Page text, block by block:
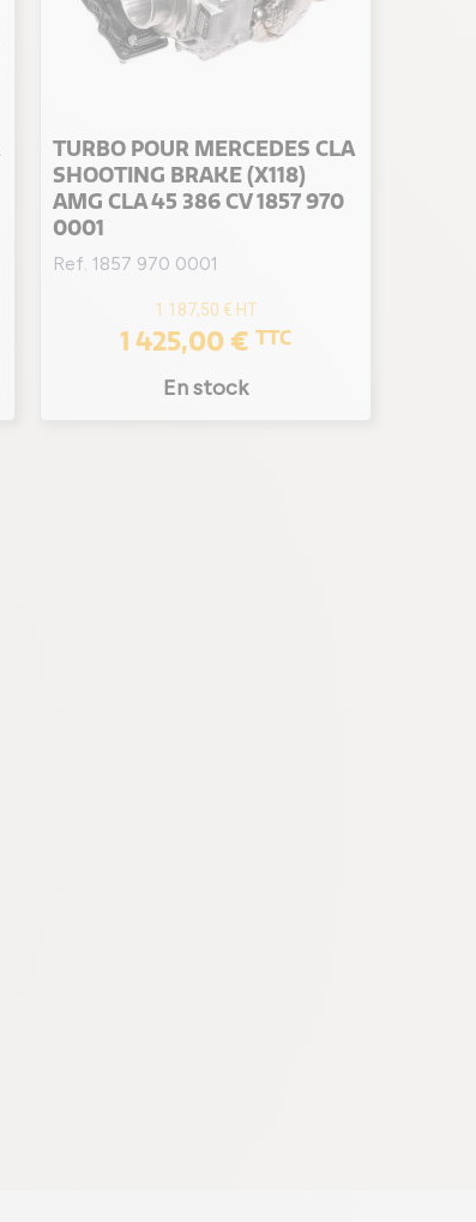
TURBO POUR MERCEDES CLA
SHOOTING BRAKE (X118)
AMG CLA 45 386 CV 1857 970
0001
Ref. 1857 970 0001
1 187,50 € HT
1 425,00 €TTC
En stock